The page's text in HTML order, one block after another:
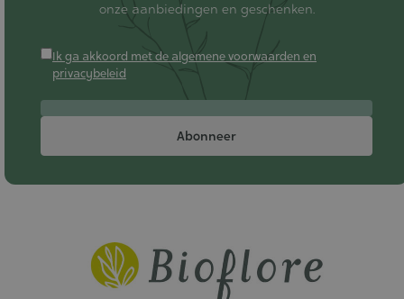
onze aanbiedingen en geschenken.
Ik ga akkoord met de algemene voorwaarden en
privacybeleid
Abonneer